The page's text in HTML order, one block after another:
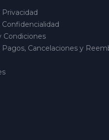
Condiciones
Cancelaciones y